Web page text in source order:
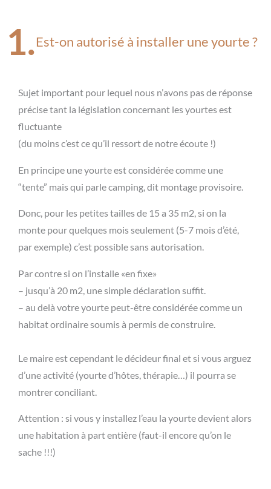
1.Est-on autorisé à installer une yourte ?
Sujet important pour lequel nous n’avons pas de réponse
précise tant la législation concernant les yourtes est
fluctuante
(du moins c’est ce qu’il ressort de notre écoute !)
En principe une yourte est considérée comme une
“tente” mais qui parle camping, dit montage provisoire.
Donc, pour les petites tailles de 15 a 35 m2, si on la
monte pour quelques mois seulement (5-7 mois d’été,
par exemple) c’est possible sans autorisation.
Par contre si on l’installe «en fixe»
– jusqu’à 20 m2, une simple déclaration suffit.
– au delà votre yourte peut-être considérée comme un
habitat ordinaire soumis à permis de construire.
Le maire est cependant le décideur final et si vous arguez
d’une activité (yourte d’hôtes, thérapie…) il pourra se
montrer conciliant.
Attention : si vous y installez l’eau la yourte devient alors
une habitation à part entière (faut-il encore qu’on le
sache !!!)